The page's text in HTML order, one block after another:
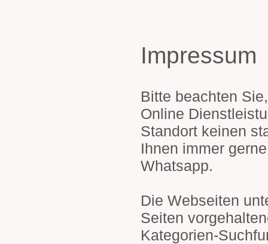
Impressum
Bitte beachten
Online
Standort keinen
Ihnen immer
Whatsapp.
Die Webseiten
Seiten
Kategorien-